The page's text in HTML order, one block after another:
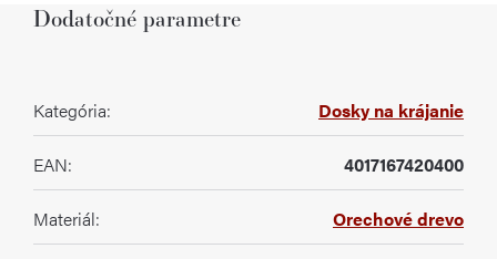
Dodatočné parametre
Kategória: Dosky na krájanie
EAN: 4017167420400
Materiál: Orechové drevo